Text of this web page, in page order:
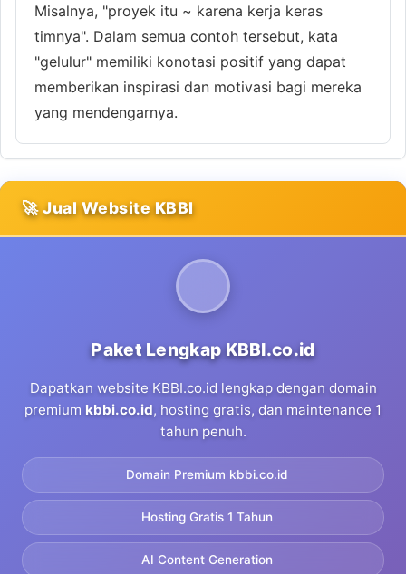
Misalnya, "proyek itu ~ karena kerja keras
timnya". Dalam semua contoh tersebut, kata
"gelulur" memiliki konotasi positif yang dapat
memberikan inspirasi dan motivasi bagi mereka
yang mendengarnya.
🚀 Jual Website KBBI
Paket Lengkap KBBI.co.id
Dapatkan website KBBI.co.id lengkap dengan domain
premium kbbi.co.id, hosting gratis, dan maintenance 1
tahun penuh.
Domain Premium kbbi.co.id
Hosting Gratis 1 Tahun
AI Content Generation